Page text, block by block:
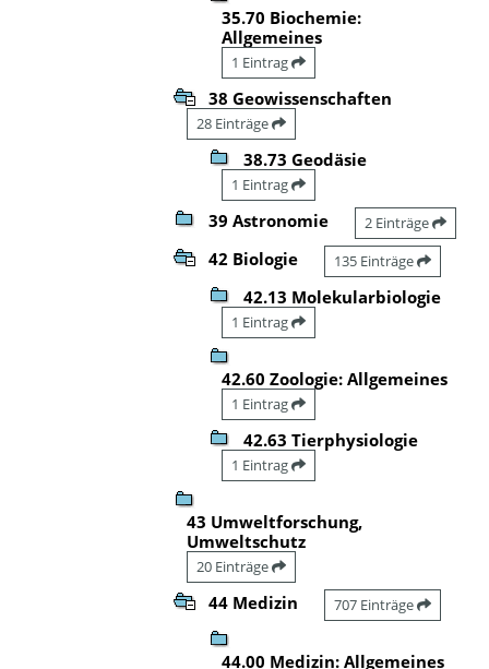
35.70 Biochemie:
Allgemeines
1 Eintrag
38 Geowissenschaften
28 Einträge
38.73 Geodäsie
1 Eintrag
39 Astronomie 2 Einträge
42 Biologie 135 Einträge
42.13 Molekularbiologie
1 Eintrag
42.60 Zoologie: Allgemeines
1 Eintrag
42.63 Tierphysiologie
1 Eintrag
43 Umweltforschung,
Umweltschutz
20 Einträge
44 Medizin 707 Einträge
44.00 Medizin: Allgemeines